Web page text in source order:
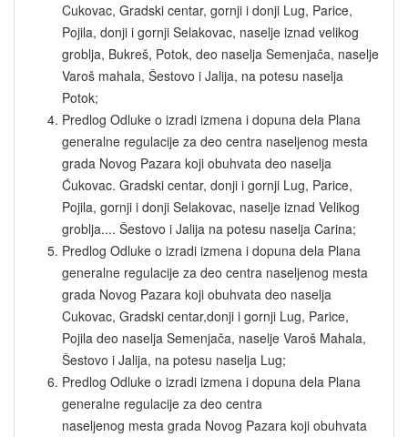
Cukovac, Gradski centar, gornji i donji Lug, Parice,
Pojila, donji i gornji Selakovac, naselje iznad velikog
groblja, Bukreš, Potok, deo naselja Semenjača, naselje
Varoš mahala, Šestovo i Jalija, na potesu naselja
Potok;
Predlog Odluke o izradi izmena i dopuna dela Plana
generalne regulacije za deo centra naseljenog mesta
grada Novog Pazara koji obuhvata deo naselja
Ćukovac. Gradski centar, donji i gornji Lug, Parice,
Pojila, gornji i donji Selakovac, naselje iznad Velikog
groblja.... Šestovo i Jalija na potesu naselja Carina;
Predlog Odluke o izradi izmena i dopuna dela Plana
generalne regulacije za deo centra naseljenog mesta
grada Novog Pazara koji obuhvata deo naselja
Cukovac, Gradski centar,donji i gornji Lug, Parice,
Pojila deo naselja Semenjača, naselje Varoš Mahala,
Šestovo i Jalija, na potesu naselja Lug;
Predlog Odluke o izradi izmena i dopuna dela Plana
generalne regulacije za deo centra
naseljenog mesta grada Novog Pazara koji obuhvata